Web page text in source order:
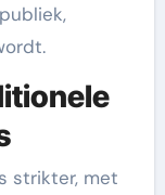
strikter, met